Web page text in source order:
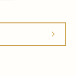
arrow_forward_ios